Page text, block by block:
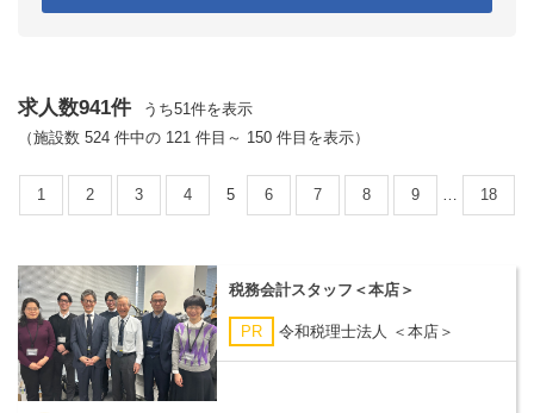
求人数941件
うち51件を表示
（施設数 524 件中の 121 件目～ 150 件目を表示）
1 2 3 4 5 6 7 8 9 … 18
税務会計スタッフ＜本店＞
PR 令和税理士法人 ＜本店＞